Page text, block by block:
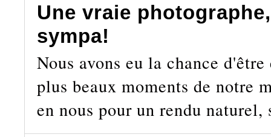
Une vraie
sympa!
Nous avons eu la chance
plus beaux moments de notre
en nous pour un rendu naturel,